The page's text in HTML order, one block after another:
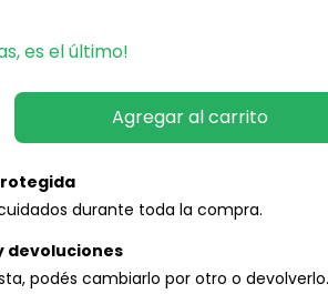
es el último!
durante toda la compra.
devoluciones
podés cambiarlo por otro o devolverlo.